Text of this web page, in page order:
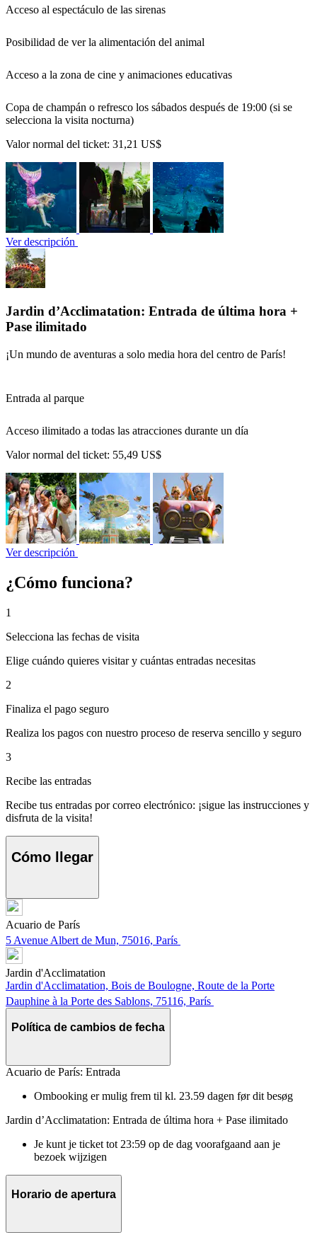
Acceso al espectáculo de las sirenas
Posibilidad de ver la alimentación del animal
Acceso a la zona de cine y animaciones educativas
Copa de champán o refresco los sábados después de 19:00 (si se
selecciona la visita nocturna)
Valor normal del ticket: 31,21 US$
Ver descripción
Jardin d’Acclimatation: Entrada de última hora +
Pase ilimitado
¡Un mundo de aventuras a solo media hora del centro de París!
Entrada al parque
Acceso ilimitado a todas las atracciones durante un día
Valor normal del ticket: 55,49 US$
Ver descripción
¿Cómo funciona?
1
Selecciona las fechas de visita
Elige cuándo quieres visitar y cuántas entradas necesitas
2
Finaliza el pago seguro
Realiza los pagos con nuestro proceso de reserva sencillo y seguro
3
Recibe las entradas
Recibe tus entradas por correo electrónico: ¡sigue las instrucciones y
disfruta de la visita!
Cómo llegar
Acuario de París
5 Avenue Albert de Mun, 75016, París
Jardin d'Acclimatation
Jardin d'Acclimatation, Bois de Boulogne, Route de la Porte
Dauphine à la Porte des Sablons, 75116, París
Política de cambios de fecha
Acuario de París: Entrada
Ombooking er mulig frem til kl. 23.59 dagen før dit besøg
Jardin d’Acclimatation: Entrada de última hora + Pase ilimitado
Je kunt je ticket tot 23:59 op de dag voorafgaand aan je
bezoek wijzigen
Horario de apertura